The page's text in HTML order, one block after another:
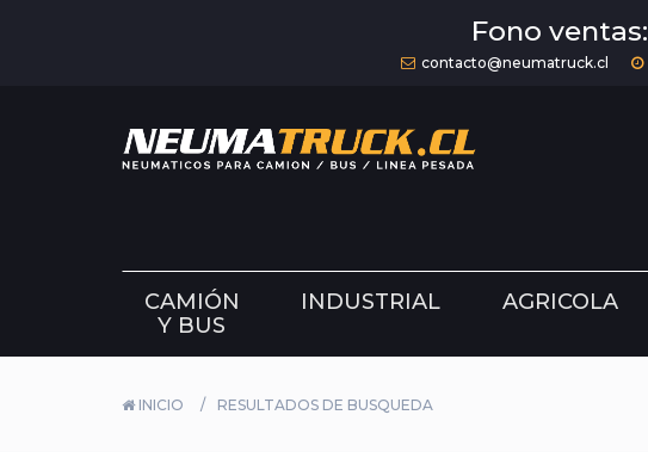
Fono ventas:
contacto@neumatruck.cl
CAMIÓN
Y BUS
INDUSTRIAL AGRICOLA
INICIO RESULTADOS DE BUSQUEDA